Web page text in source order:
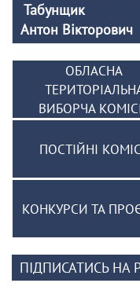
Табунщик
Антон Вікторович
ОБЛАСНА
ВИБОРЧА
ПОСТІЙНІ
КОНКУРСИ ТА
ПІДПИСАТИСЬ НА